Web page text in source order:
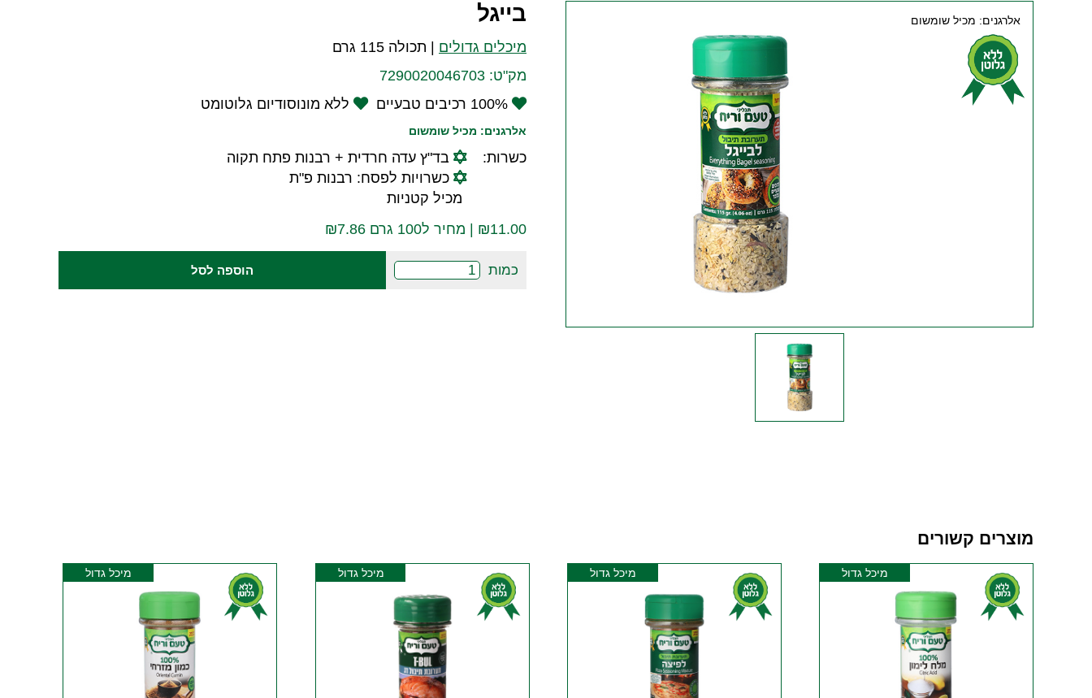
אלרגנים: מכיל שומשום בייגל
מיכלים גדולים
תכולה 115 גרם
מק"ט: 7290020046703
100% רכיבים טבעיים
ללא מונוסודיום גלוטומט
אלרגנים: מכיל שומשום
כשרות:
בד"ץ עדה חרדית + רבנות פתח תקוה
כשרויות לפסח: רבנות פ"ת
מכיל קטניות
₪11.00 | מחיר ל100 גרם ₪7.86
כמות הוספה לסל
מוצרים קשורים
מיכל גדול מיכל גדול מיכל גדול מיכל גדול